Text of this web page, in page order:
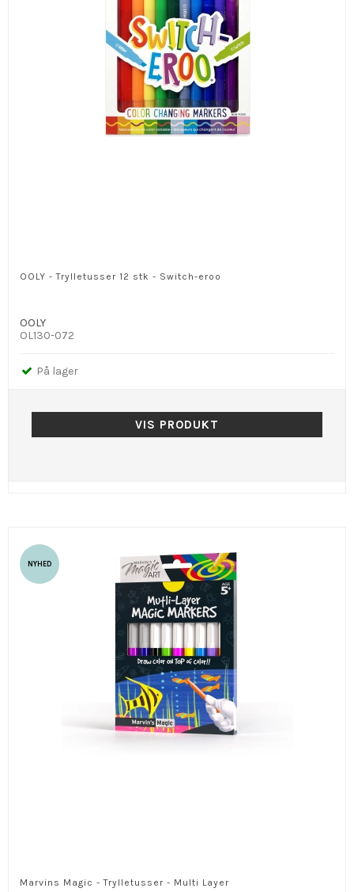
OOLY - Trylletusser 12 stk - Switch-eroo
OOLY
OL130-072
På lager
VIS PRODUKT
NYHED
Marvins Magic - Trylletusser - Multi Layer